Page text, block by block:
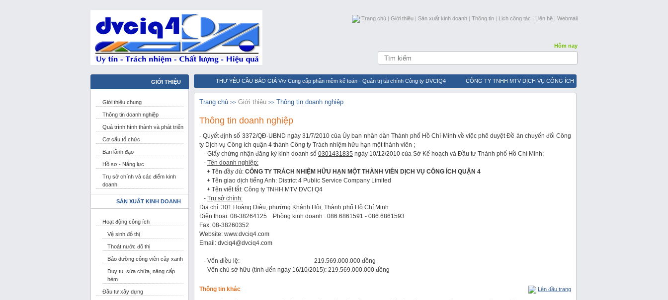
Trang chủ | Giới thiệu | Sản xuất kinh doanh | Thông tin | Lịch công tác | Liên hệ | Webmail
Hôm nay
GIỚI THIỆU
Giới thiệu chung
Thông tin doanh nghiệp
Quá trình hình thành và phát triển
Cơ cấu tổ chức
Ban lãnh đạo
Hồ sơ - Năng lực
Trụ sở chính và các điểm kinh
doanh
SẢN XUẤT KINH DOANH
Hoạt động công ích
Vệ sinh đô thị
Thoát nước đô thị
Bảo dưỡng công viên cây xanh
Duy tu, sửa chữa, nâng cấp
hẻm
Đầu tư xây dựng
THƯ YÊU CẦU BÁO GIÁ V/v Cung cấp phần mềm kế toán - Quản trị tài chính Công ty DVCIQ4 CÔNG TY TNHH MTV DỊCH VỤ CÔNG ÍCH
QUẬN 4 TỔ CHỨC CHÀO CỜ ĐẦU TUẦN VÀ HỌP MẶT TÂN NIÊN XUÂN BÍNH NGỌ 2026 Báo cáo tài chính năm 2025 Công ty TNHH Một
thành viên Dịch vụ Công ích Quận 4 THÔNG BÁO Về việc mời đơn vị cung cấp dịch vụ thẩm định giá tài sản thanh lý là gỗ thành phẩm và bán
thành phẩm THƯ MỜI CHÀO GIÁ thực hiện dịch vụ lập Báo cáo đăng ký môi trường
Trang chủ >> Giới thiệu >> Thông tin doanh nghiệp
Thông tin doanh nghiệp
- Quyết định số 3372/QĐ-UBND ngày 31/7/2010 của Ủy ban nhân dân Thành phố Hồ Chí Minh về việc phê duyệt Đề án chuyển đổi Công
ty Dịch vụ Công ích quận 4 thành Công ty Trách nhiệm hữu hạn một thành viên ;
- Giấy chứng nhận đăng ký kinh doanh số 0301431835 ngày 10/12/2010 của Sở Kế hoạch và Đầu tư Thành phố Hồ Chí Minh;
- Tên doanh nghiệp:
+ Tên đầy đủ: CÔNG TY TRÁCH NHIỆM HỮU HẠN MỘT THÀNH VIÊN DỊCH VỤ CÔNG ÍCH QUẬN 4
+ Tên giao dịch tiếng Anh: District 4 Public Service Company Limited
+ Tên viết tắt: Công ty TNHH MTV DVCI Q4
- Trụ sở chính:
Địa chỉ: 301 Hoàng Diệu, phường Khánh Hội, Thành phố Hồ Chí Minh
Điện thoại: 08-38264125
Phòng kinh doanh : 086.6861591 - 086.6861593
Fax: 08-38260352
Website: www.dvciq4.com
Email: dvciq4@dvciq4.com
- Vốn điều lệ: 219.569.000.000 đồng
- Vốn chủ sở hữu (tính đến ngày 16/10/2015): 219.569.000.000 đồng
Thông tin khác Lên đầu trang